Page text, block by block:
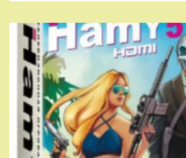
Дополнительный
модуль
Thrustmaster
Quadrant
Add-
on
Airbus
Edition
ww